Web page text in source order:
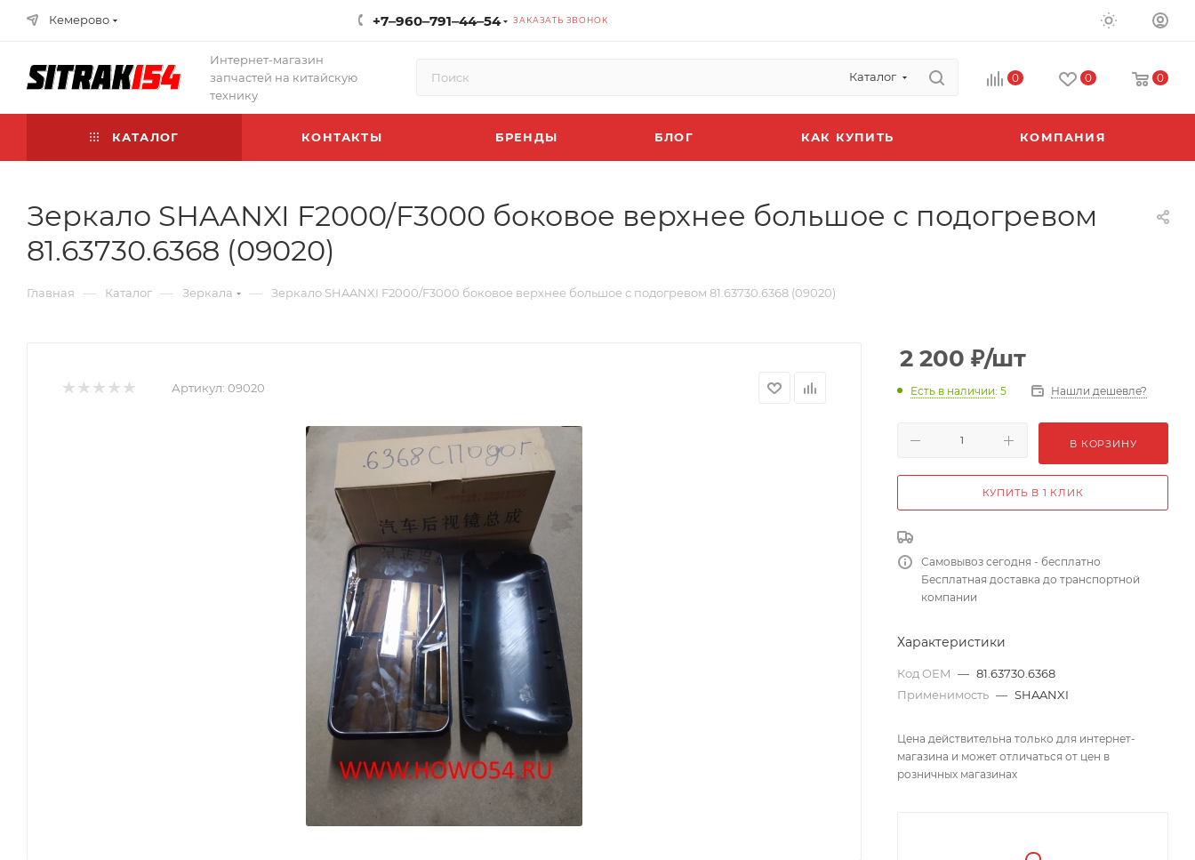
Кемерово +7‒960‒791‒44‒54 ЗАКАЗАТЬ ЗВОНОК
Интернет-магазин
запчастей на китайскую
технику
Каталог 0 0 0
КАТАЛОГ КОНТАКТЫ БРЕНДЫ БЛОГ КАК КУПИТЬ КОМПАНИЯ
Зеркало SHAANXI F2000/F3000 боковое верхнее большое с подогревом
81.63730.6368 (09020)
Главная — Каталог — Зеркала — Зеркало SHAANXI F2000/F3000 боковое верхнее большое с подогревом 81.63730.6368 (09020)
Артикул: 09020
2 200 ₽/шт
Есть в наличии: 5 Нашли дешевле?
В КОРЗИНУ
КУПИТЬ В 1 КЛИК
Самовывоз сегодня - бесплатно
Бесплатная доставка до транспортной
компании
Характеристики
Код OEM — 81.63730.6368
Применимость — SHAANXI
Цена действительна только для интернет-
магазина и может отличаться от цен в
розничных магазинах